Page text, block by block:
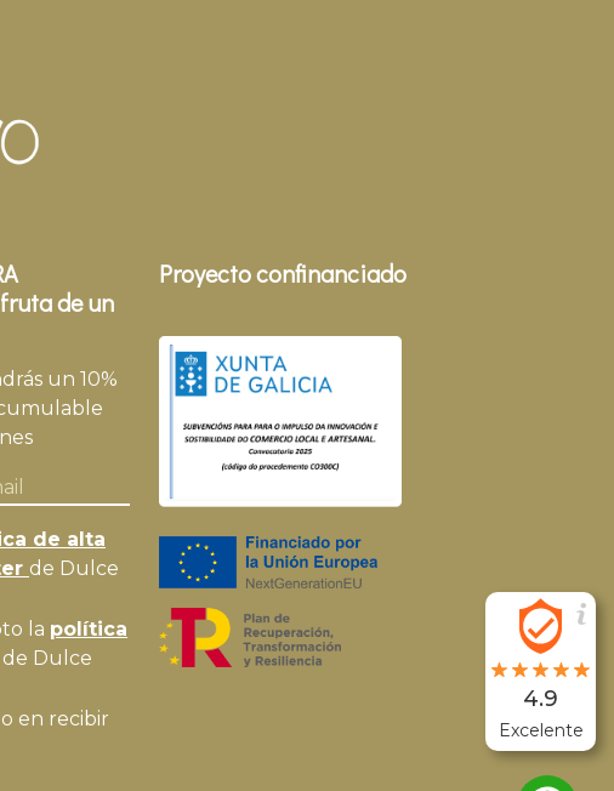
de un
un 10%
de alta
de Dulce
la política
de Dulce
en recibir
Proyecto confinanciado
4.9
Excelente